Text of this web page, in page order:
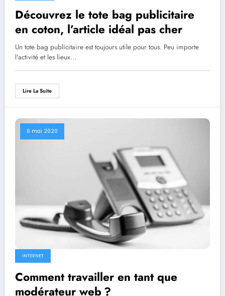
Découvrez le tote bag publicitaire
en coton, l’article idéal pas cher
Un tote bag publicitaire est toujours utile pour tous. Peu importe
l'activité et les lieux…
Lire La Suite
6 mai 2020
INTERNET
Comment travailler en tant que
modérateur web ?